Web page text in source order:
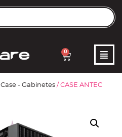
0
Case - Gabinetes / CASE ANTEC